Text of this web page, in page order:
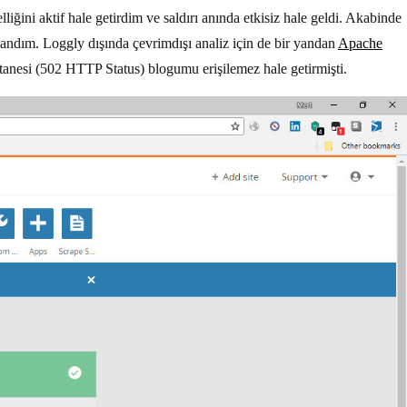
aktif hale getirdim ve saldırı anında etkisiz hale geldi. Akabinde
Loggly dışında çevrimdışı analiz için de bir yandan Apache
(502 HTTP Status) blogumu erişilemez hale getirmişti.